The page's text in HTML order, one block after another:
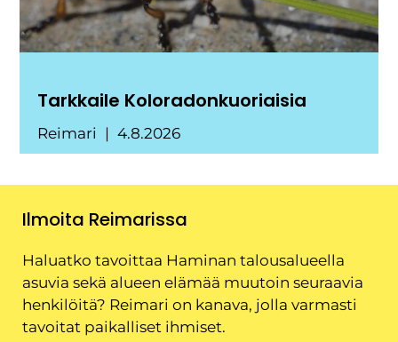
Tarkkaile Koloradonkuoriaisia
Reimari 4.8.2026
Ilmoita Reimarissa
Haluatko tavoittaa Haminan talousalueella
asuvia sekä alueen elämää muutoin seuraavia
henkilöitä? Reimari on kanava, jolla varmasti
tavoitat paikalliset ihmiset.